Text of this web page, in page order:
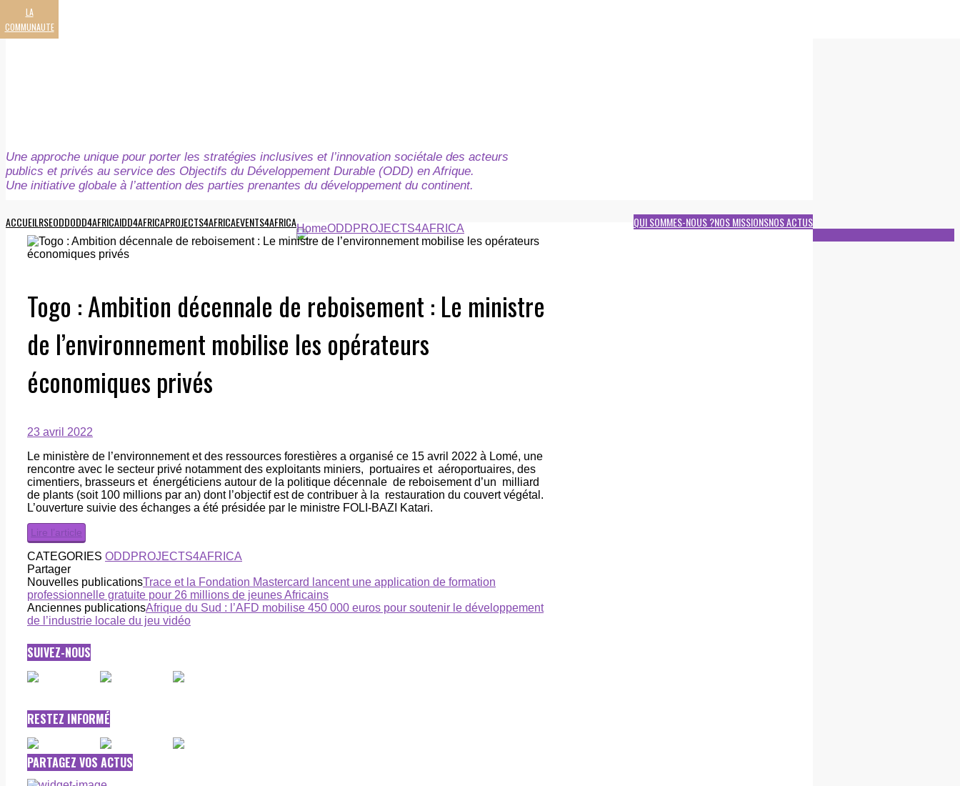
LA
COMMUNAUTE
Une approche unique pour porter les stratégies inclusives et l’innovation sociétale des acteurs
publics et privés au service des Objectifs du Développement Durable (ODD) en Afrique.
Une initiative globale à l’attention des parties prenantes du développement du continent.
ACCUEILRSEODDODD4AFRICAIDD4AFRICAPROJECTS4AFRICAEVENTS4AFRICA NOS ACTUS
NOS MISSIONS
QUI SOMMES-NOUS ?
HomeODDPROJECTS4AFRICA
Togo : Ambition décennale de reboisement : Le ministre
de l’environnement mobilise les opérateurs
économiques privés
23 avril 2022
Le ministère de l’environnement et des ressources forestières a organisé ce 15 avril 2022 à Lomé, une
rencontre avec le secteur privé notamment des exploitants miniers, portuaires et aéroportuaires, des
cimentiers, brasseurs et énergéticiens autour de la politique décennale de reboisement d’un milliard
de plants (soit 100 millions par an) dont l’objectif est de contribuer à la restauration du couvert végétal.
L’ouverture suivie des échanges a été présidée par le ministre FOLI-BAZI Katari.
Lire l’article
CATEGORIES ODDPROJECTS4AFRICA
Partager
Nouvelles publicationsTrace et la Fondation Mastercard lancent une application de formation
professionnelle gratuite pour 26 millions de jeunes Africains
Anciennes publicationsAfrique du Sud : l’AFD mobilise 450 000 euros pour soutenir le développement
de l’industrie locale du jeu vidéo
SUIVEZ-NOUS
RESTEZ INFORMÉ
PARTAGEZ VOS ACTUS